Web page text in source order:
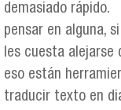
demasiado
pensar en alguna,
les cuesta alejarse
eso están
traducir texto en